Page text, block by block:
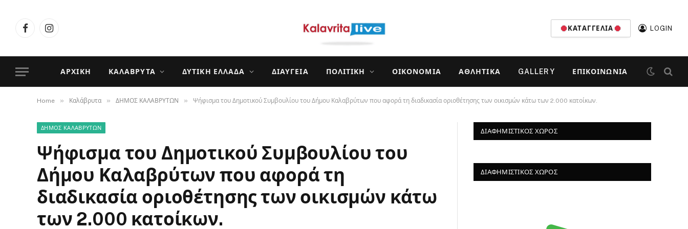
FacebookInstagram
ΚΑΤΑΓΓΕΛΊΑ LOGIN
ΑΡΧΙΚΉ ΚΑΛΆΒΡΥΤΑ ΔΥΤΙΚΉ ΕΛΛΆΔΑ ΔΙΑΎΓΕΙΑ ΠΟΛΙΤΙΚΉ ΟΙΚΟΝΟΜΊΑ ΑΘΛΗΤΙΚΆ GALLERY ΕΠΙΚΟΙΝΩΝΊΑ
Home » Καλάβρυτα » ΔΗΜΟΣ ΚΑΛΑΒΡΥΤΩΝ » Ψήφισμα του Δημοτικού Συμβουλίου του Δήμου Καλαβρύτων που αφορά τη διαδικασία οριοθέτησης των οικισμών κάτω των 2.000 κατοίκων.
ΔΗΜΟΣ ΚΑΛΑΒΡΥΤΩΝ
Ψήφισμα του Δημοτικού Συμβουλίου του
Δήμου Καλαβρύτων που αφορά τη
διαδικασία οριοθέτησης των οικισμών κάτω
των 2.000 κατοίκων.
ΔΙΑΦΗΜΙΣΤΙΚΌΣ ΧΏΡΟΣ
ΔΙΑΦΗΜΙΣΤΙΚΌΣ ΧΏΡΟΣ